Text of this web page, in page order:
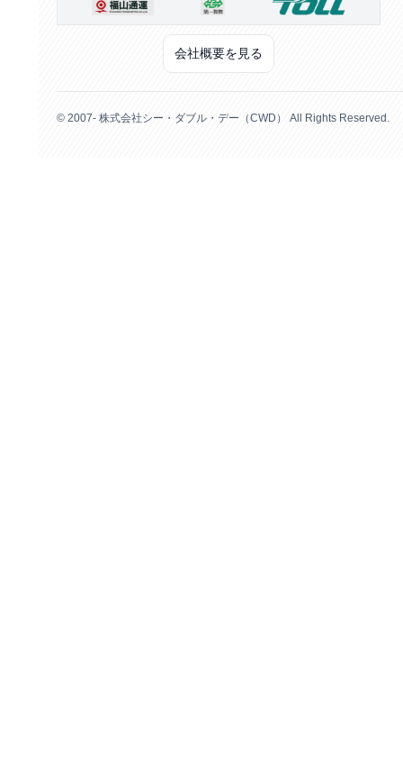
会社概要を見る
© 2007- 株式会社シー・ダブル・デー（CWD） All Rights Reserved.